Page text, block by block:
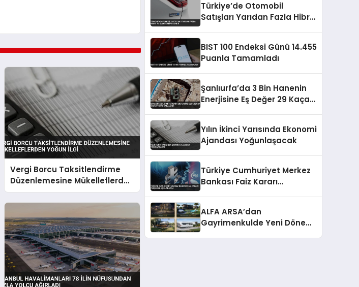
Vergi Borcu Taksitlendirme
Düzenlemesine Mükelleflerden
Yoğun İlgi
Türkiye’de Otomobil
Satışları Yarıdan Fazla Hibrit
BIST 100 Endeksi Günü 14.455
Puanla Tamamladı
Şanlıurfa’da 3 Bin Hanenin
Enerjisine Eş Değer 29 Kaçak
Yılın İkinci Yarısında Ekonomi
Ajandası Yoğunlaşacak
Türkiye Cumhuriyet Merkez
Bankası Faiz Kararı
ALFA ARSA’dan
Gayrimenkulde Yeni Dönem: